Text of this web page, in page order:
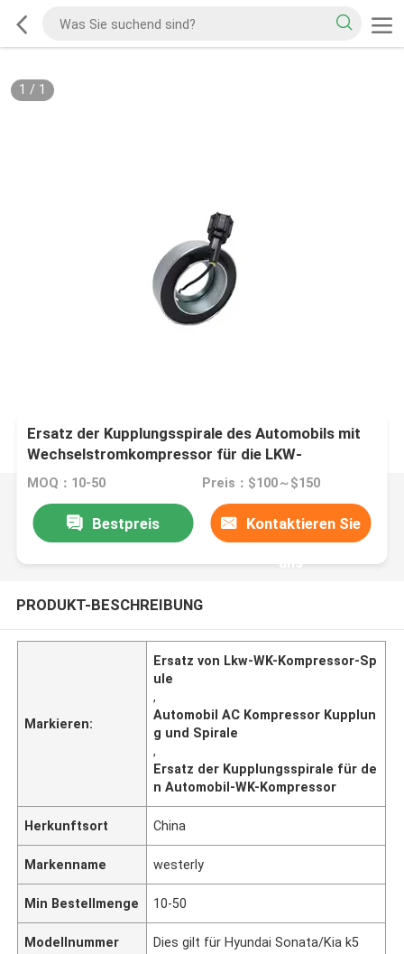
1 / 1
Ersatz der Kupplungsspirale des Automobils mit
Wechselstromkompressor für die LKW-
Klimaanlage
MOQ：10-50 Preis：$100～$150
Bestpreis Kontaktieren Sie
uns
PRODUKT-BESCHREIBUNG
Markieren:
Ersatz von Lkw-WK-Kompressor-Sp
ule
,
Automobil AC Kompressor Kupplun
g und Spirale
,
Ersatz der Kupplungsspirale für de
n Automobil-WK-Kompressor
Herkunftsort China
Markenname westerly
Min Bestellmenge 10-50
Modellnummer Dies gilt für Hyundai Sonata/Kia k5